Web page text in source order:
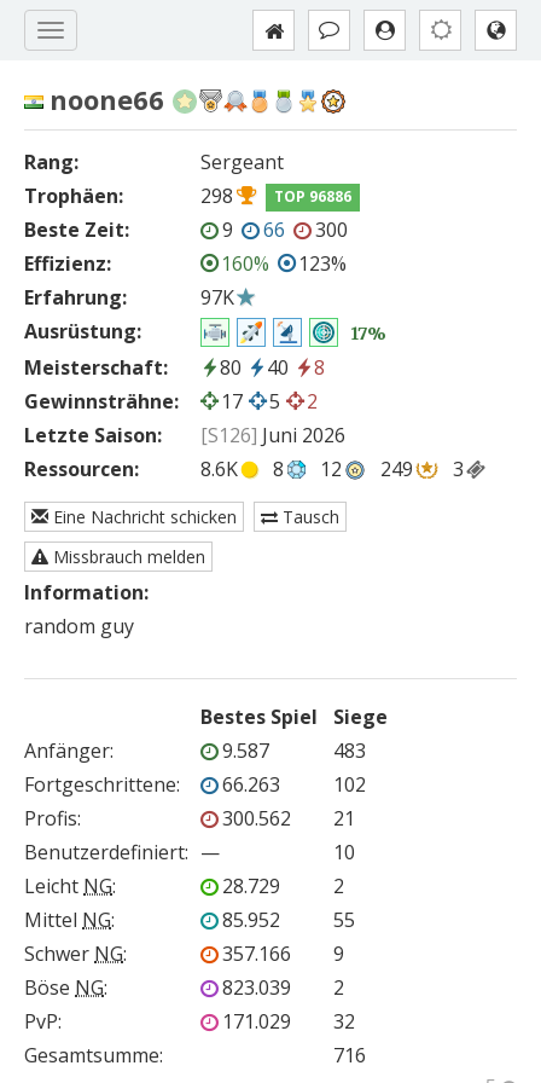
noone66
Rang:
Sergeant
Trophäen:
298 TOP 96886
Beste Zeit: 9 66
300
Effizienz:
160%
123%
Erfahrung:
97K
Ausrüstung:
17%
Meisterschaft: 80 40
8
Gewinnsträhne:
17 5
2
Letzte Saison:
[S126] Juni 2026
Ressourcen:
8.6K 8 12 249 3
Eine Nachricht schicken
Tausch
Missbrauch melden
Information:
random guy
Bestes Spiel
Siege
Anfänger: 9.587
483
Fortgeschrittene: 66.263
102
Profis: 300.562
21
Benutzerdefiniert: —
10
Leicht NG: 28.729
2
Mittel NG: 85.952
55
Schwer NG: 357.166
9
Böse NG: 823.039
2
PvP: 171.029
32
Gesamtsumme:
716